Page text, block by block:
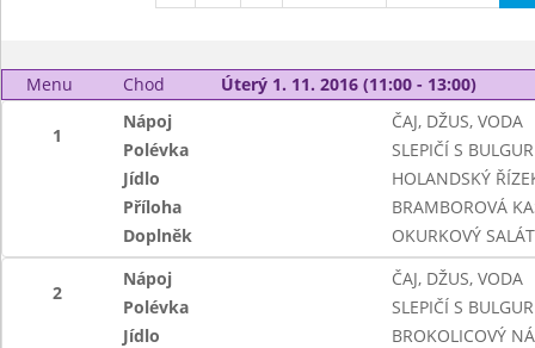
Menu Chod Úterý 1. 11. 2016 (11:00 - 13:00)
1
Nápoj
ČAJ, DŽUS, VODA
Polévka
SLEPIČÍ S
Jídlo
HOLANDSKÝ
Příloha
BRAMBOROVÁ
Doplněk
OKURKOVÝ SALÁT
2
Nápoj
ČAJ, DŽUS, VODA
Polévka
SLEPIČÍ S
Jídlo
BROKOLICOVÝ